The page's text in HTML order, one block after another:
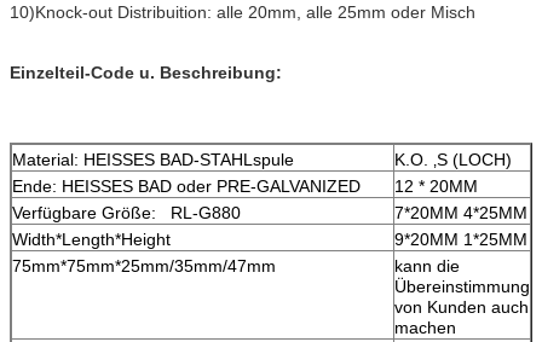
10)Knock-out Distribuition: alle 20mm, alle 25mm oder Misch
Einzelteil-Code u. Beschreibung:
Material: HEISSES BAD-STAHLspule
K.O. ‚S (LOCH)
Ende: HEISSES BAD oder PRE-GALVANIZED
12 * 20MM
Verfügbare Größe: RL-G880
7*20MM 4*25MM
Width*Length*Height
9*20MM 1*25MM
75mm*75mm*25mm/35mm/47mm
kann die
Übereinstimmung
von Kunden auch
machen